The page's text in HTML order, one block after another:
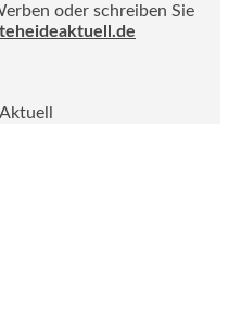
oder schreiben Sie